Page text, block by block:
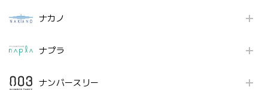
ナカノ
ナプラ
ナンバースリー